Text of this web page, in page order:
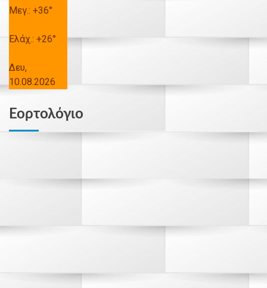
Μεγ.: +36°
Ελάχ.: +26°
Δευ,
10.08.2026
Εορτολόγιο